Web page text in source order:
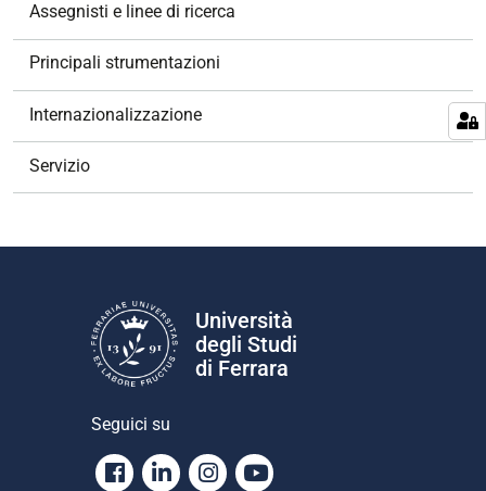
Assegnisti e linee di ricerca
Principali strumentazioni
Internazionalizzazione
Servizio
Università
degli Studi
di Ferrara
Seguici su
Facebook
LinkedinInstagram
Youtube